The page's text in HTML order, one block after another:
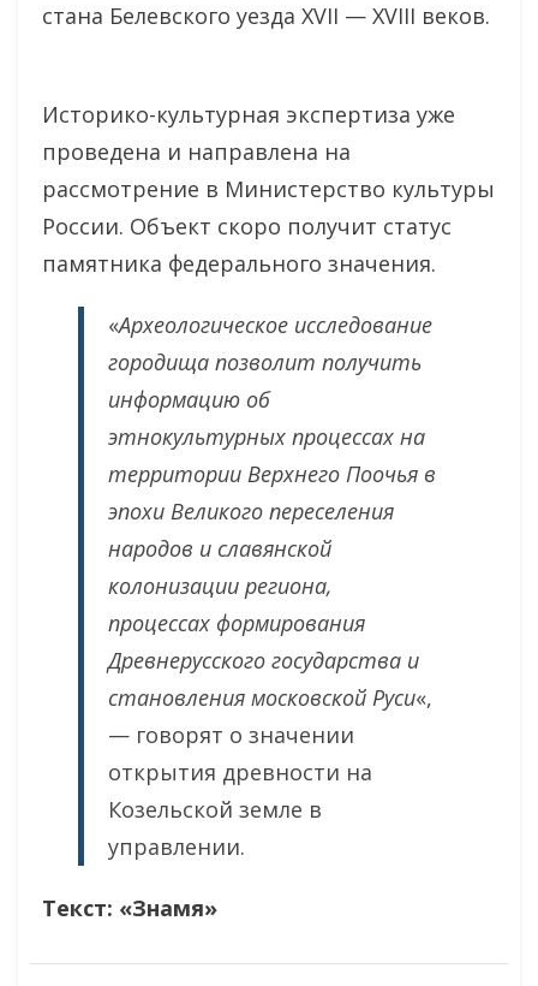
стана Белевского уезда XVII — XVIII веков.
Историко-культурная экспертиза уже
проведена и направлена на
рассмотрение в Министерство культуры
России. Объект скоро получит статус
памятника федерального значения.
«Археологическое исследование
городища позволит получить
информацию об
этнокультурных процессах на
территории Верхнего Поочья в
эпохи Великого переселения
народов и славянской
колонизации региона,
процессах формирования
Древнерусского государства и
становления московской Руси«,
— говорят о значении
открытия древности на
Козельской земле в
управлении.
Текст: «Знамя»